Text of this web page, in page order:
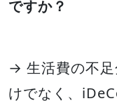
ですか？
→ 生活費の不
けでなく、